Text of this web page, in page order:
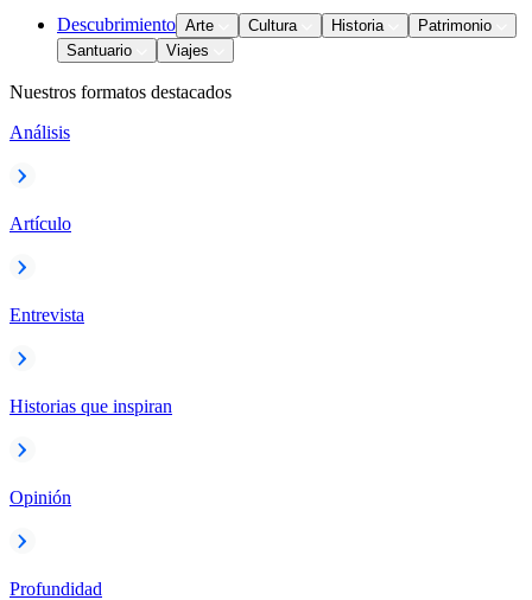
Descubrimiento Arte Cultura Historia
Patrimonio
Santuario
Viajes
Nuestros formatos destacados
Análisis
Artículo
Entrevista
Historias que inspiran
Opinión
Profundidad